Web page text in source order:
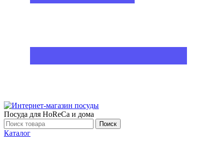
Посуда для HoReCa и дома
Поиск
Каталог